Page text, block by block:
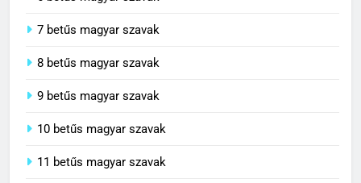
7 betűs magyar szavak
8 betűs magyar szavak
9 betűs magyar szavak
10 betűs magyar szavak
11 betűs magyar szavak